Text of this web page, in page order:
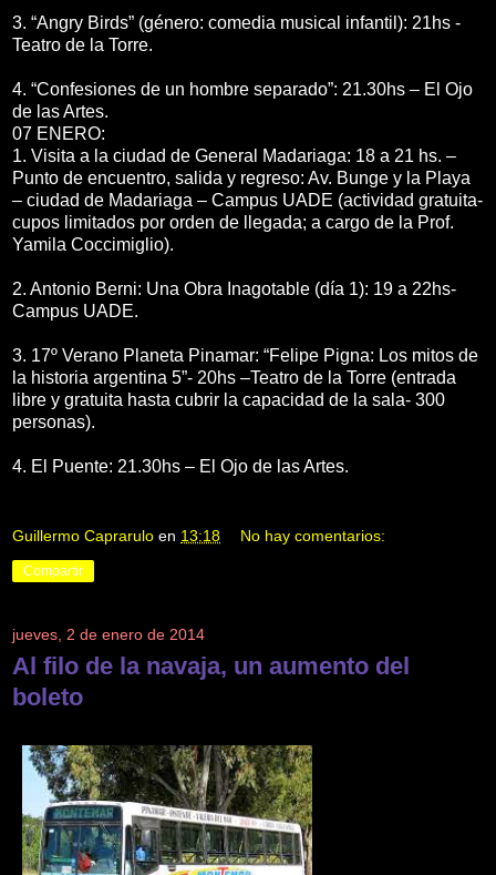
3. “Angry Birds” (género: comedia musical infantil): 21hs -
Teatro de la Torre.
4. “Confesiones de un hombre separado”: 21.30hs – El Ojo
de las Artes.
07 ENERO:
1. Visita a la ciudad de General Madariaga: 18 a 21 hs. –
Punto de encuentro, salida y regreso: Av. Bunge y la Playa
– ciudad de Madariaga – Campus UADE (actividad gratuita-
cupos limitados por orden de llegada; a cargo de la Prof.
Yamila Coccimiglio).
2. Antonio Berni: Una Obra Inagotable (día 1): 19 a 22hs-
Campus UADE.
3. 17º Verano Planeta Pinamar: “Felipe Pigna: Los mitos de
la historia argentina 5”- 20hs –Teatro de la Torre (entrada
libre y gratuita hasta cubrir la capacidad de la sala- 300
personas).
4. El Puente: 21.30hs – El Ojo de las Artes.
Guillermo Caprarulo en 13:18 No hay comentarios:
Compartir
jueves, 2 de enero de 2014
Al filo de la navaja, un aumento del
boleto